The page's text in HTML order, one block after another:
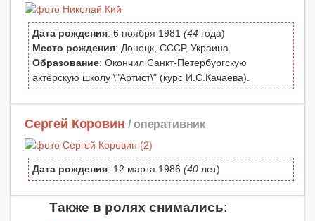
Дата рождения: 6 ноября 1981 (44 года)
Место рождения: Донецк, СССР, Украина
Образование: Окончил Санкт-Петербургскую
актёрскую школу \"Артист\" (курс И.С.Качаева).
Сергей Коровин / оперативник
Дата рождения: 12 марта 1986 (40 лет)
Также в ролях снимались: